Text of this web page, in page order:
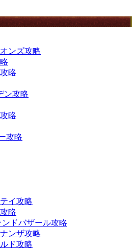
ンズ攻略
略
ン攻略
略
攻略
イ攻略
略
ドバザール攻略
ンザ攻略
ド攻略